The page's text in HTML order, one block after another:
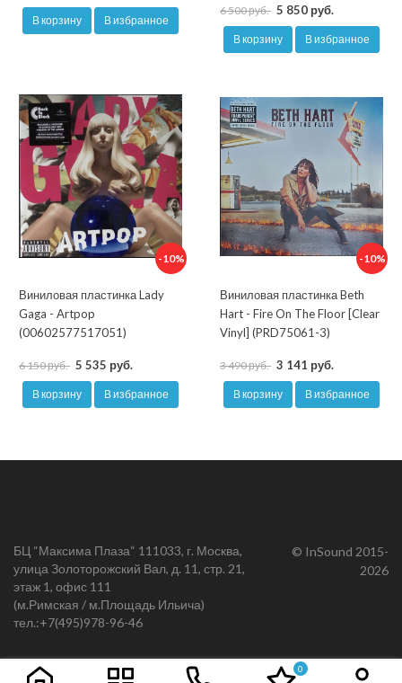
В корзину В избранное
6 500 руб. 5 850 руб.
В корзину В избранное
-10%
Виниловая пластинка Lady
Gaga - Artpop
(00602577517051)
6 150 руб. 5 535 руб.
В корзину В избранное
-10%
Виниловая пластинка Beth
Hart - Fire On The Floor [Clear
Vinyl] (PRD75061-3)
3 490 руб. 3 141 руб.
В корзину В избранное
БЦ “Максима Плаза“ 111033, г. Москва,
улица Золоторожский Вал, д. 11, стр. 21,
этаж 1, офис 111
(м.Римская / м.Площадь Ильича)
тел.:+7(495)978-96-46
© InSound 2015-
2026
0